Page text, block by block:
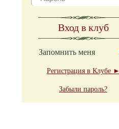
Вход в клуб
Запомнить меня
Регистрация в Клубе ►
Забыли пароль?